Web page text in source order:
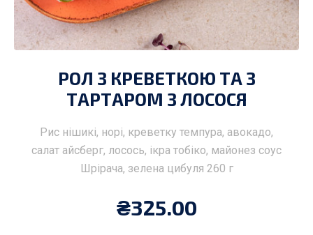
РОЛ З КРЕВЕТКОЮ ТА З
ТАРТАРОМ З ЛОСОСЯ
Рис нішикі, норі, креветку темпура, авокадо,
салат айсберг, лосось, ікра тобіко, майонез соус
Шрірача, зелена цибуля 260 г
₴325.00